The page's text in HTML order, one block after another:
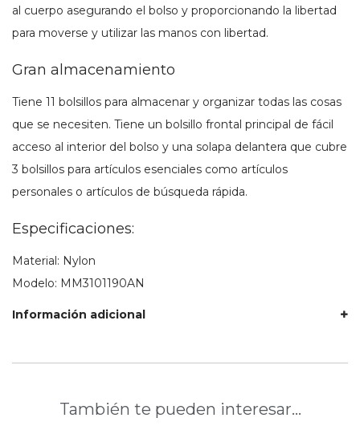
al cuerpo asegurando el bolso y proporcionando la libertad
para moverse y utilizar las manos con libertad.
Gran almacenamiento
Tiene 11 bolsillos para almacenar y organizar todas las cosas
que se necesiten. Tiene un bolsillo frontal principal de fácil
acceso al interior del bolso y una solapa delantera que cubre
3 bolsillos para artículos esenciales como artículos
personales o artículos de búsqueda rápida.
Especificaciones:
Material: Nylon
Modelo: MM3101190AN
Información adicional
También te pueden interesar…